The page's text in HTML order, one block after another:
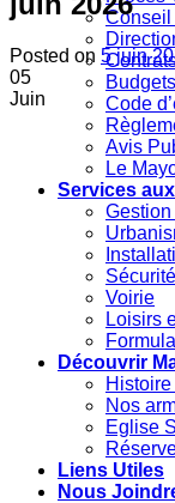
Conseil
Code
Avis
Le
Services
Voirie
Loisirs
Découvrir
Nos
Eglise
Liens Utiles
Nous
Posted on 5 juin
05
Juin